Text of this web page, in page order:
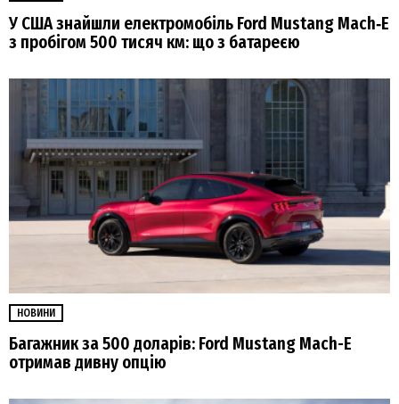
У США знайшли електромобіль Ford Mustang Mach‑E
з пробігом 500 тисяч км: що з батареєю
НОВИНИ
Багажник за 500 доларів: Ford Mustang Mach-E
отримав дивну опцію